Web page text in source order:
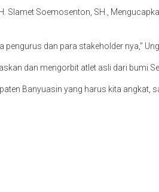
Slamet Soemosenton, SH.,
dan para stakeholder nya,”
dan mengorbit atlet asli dari bumi
Banyuasin yang harus kita angkat,